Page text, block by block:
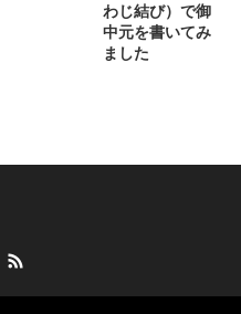
わじ結び）で御
中元を書いてみ
ました